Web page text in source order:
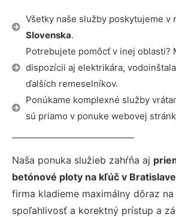
Všetky naše služby poskytujeme v
Slovenska.
Potrebujete pomôcť v inej oblasti?
dispozícii aj elektrikára,
ďalších remeselníkov.
Ponúkame komplexné služby
sú priamo v ponuke webovej
Naša ponuka služieb zahŕňa aj
betónové ploty na kľúč v Bratislave
firma kladieme maximálny dôraz
spoľahlivosť a korektný prístup a